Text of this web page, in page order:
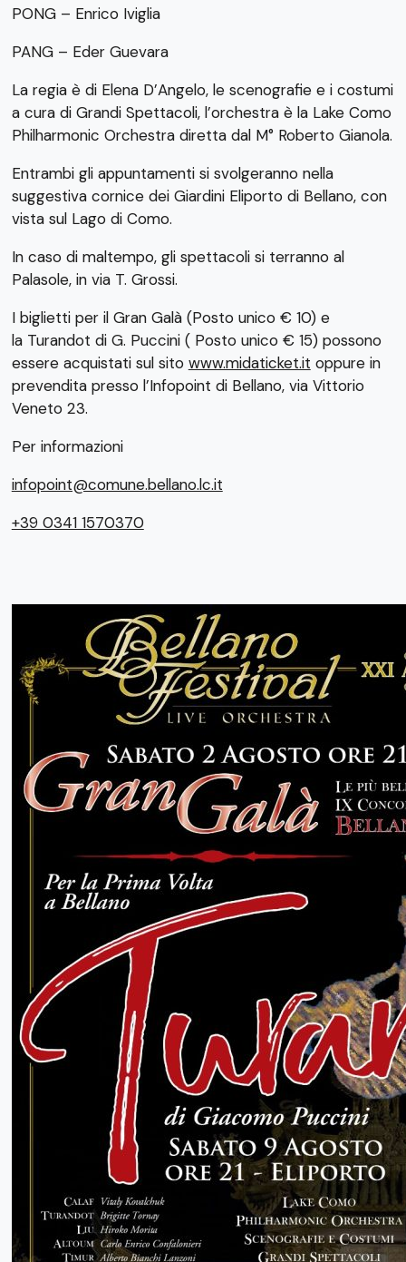
PONG – Enrico Iviglia
PANG – Eder Guevara
La regia è di Elena D’Angelo, le scenografie e i costumi
a cura di Grandi Spettacoli, l’orchestra è la Lake Como
Philharmonic Orchestra diretta dal M° Roberto Gianola.
Entrambi gli appuntamenti si svolgeranno nella
suggestiva cornice dei Giardini Eliporto di Bellano, con
vista sul Lago di Como.
In caso di maltempo, gli spettacoli si terranno al
Palasole, in via T. Grossi.
I biglietti per il Gran Galà (Posto unico € 10) e
la Turandot di G. Puccini ( Posto unico € 15) possono
essere acquistati sul sito www.midaticket.it oppure in
prevendita presso l’Infopoint di Bellano, via Vittorio
Veneto 23.
Per informazioni
infopoint@comune.bellano.lc.it
+39 0341 1570370